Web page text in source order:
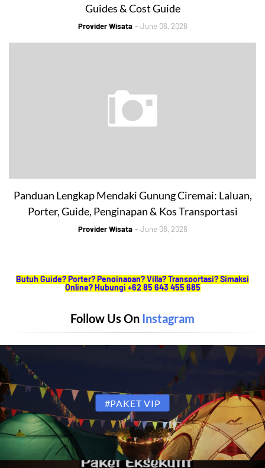
Guides & Cost Guide
Provider Wisata June 06, 2026
Panduan Lengkap Mendaki Gunung Ciremai: Laluan,
Porter, Guide, Penginapan & Kos Transportasi
Provider Wisata June 06, 2026
Butuh Guide? Porter? Penginapan? Villa? Transportasi? Simaksi
Online? Hubungi +62 85 643 455 685
Follow Us On Instagram
#PAKET VIP